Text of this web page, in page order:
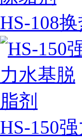
HS-108
HS-150